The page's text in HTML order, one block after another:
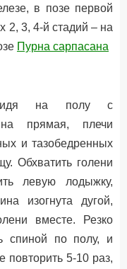
в позе первой
2, 3, 4-й стадий – на
Пурна сарпасана
на полу с
прямая, плечи
и тазобедренных
Обхватить голени
левую лодыжку,
изогнута дугой,
вместе. Резко
спиной по полу, и
повторить 5-10 раз,